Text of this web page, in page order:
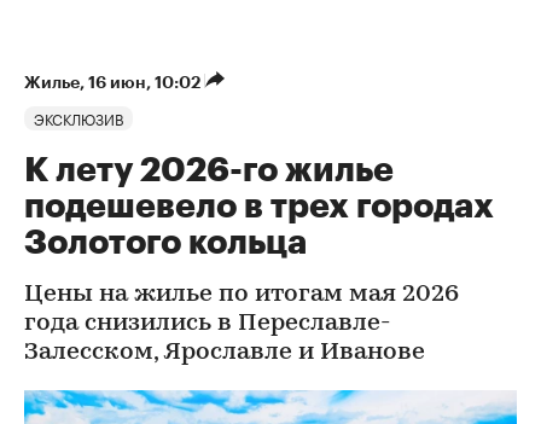
Жилье⁠, 16 июн, 10:02
ЭКСКЛЮЗИВ
К лету 2026-го жилье
подешевело в трех городах
Золотого кольца
Цены на жилье по итогам мая 2026
года снизились в Переславле-
Залесском, Ярославле и Иванове